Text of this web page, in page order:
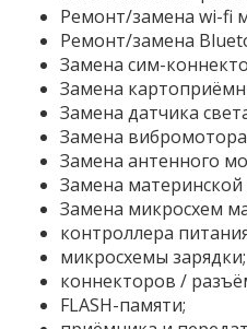
Ремонт/замена wi-fi
Ремонт/замена
Замена сим-
Замена
Замена датчика
Замена вибромотора
Замена антенного
Замена
Замена микросхем
контроллера
микросхемы зарядки;
коннекторов /
FLASH-памяти;